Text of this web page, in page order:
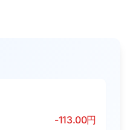
-113.00円